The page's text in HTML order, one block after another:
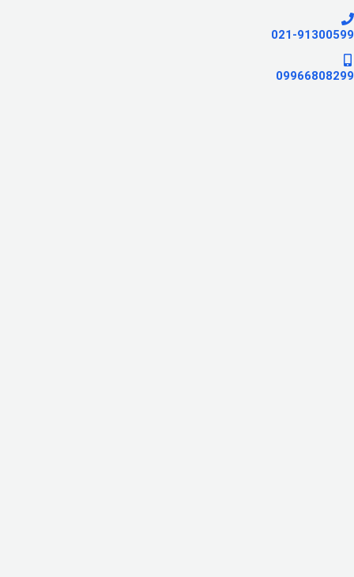
021-91300599
09966808299